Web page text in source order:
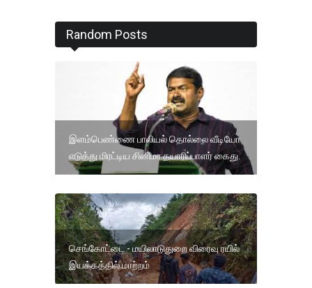
Random Posts
இளம்பெண்ணை பாலியல் தொல்லை வீடியோ
எடுத்து மிரட்டிய சினிமா தயாரிப்பாளர் கைது.
செங்கோட்டை - மயிலாடுதுறை விரைவு ரயில்
இயக்கத்தில் மாற்றம்